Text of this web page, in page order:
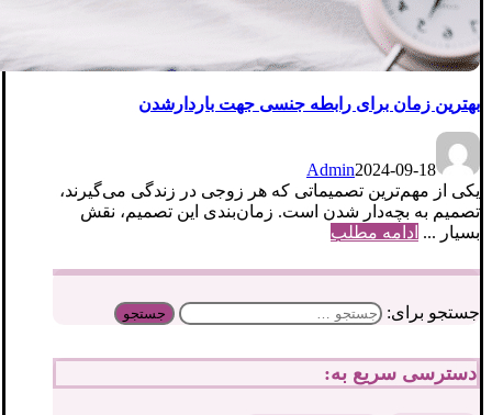
بهترین زمان برای رابطه جنسی جهت باردارشدن
Admin2024-09-18
یکی از مهم‌ترین تصمیماتی که هر زوجی در زندگی می‌گیرند،
تصمیم به بچه‌دار شدن است. زمان‌بندی این تصمیم، نقش
بسیار ... ادامه مطلب
جستجو برای:
دسترسی سریع به: